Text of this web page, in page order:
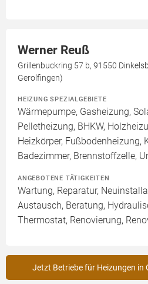
Werner Reuß
Grillenbuckring 57 b, 91550
Gerolfingen)
HEIZUNG SPEZIALGEBIETE
Wärmepumpe, Gasheizung,
Pelletheizung, BHKW,
Heizkörper, Fußbodenheizung,
Badezimmer, Brennstoffzelle,
ANGEBOTENE TÄTIGKEITEN
Wartung, Reparatur,
Austausch, Beratung,
Thermostat, Renovierung,
Jetzt Betriebe für Heizungen in